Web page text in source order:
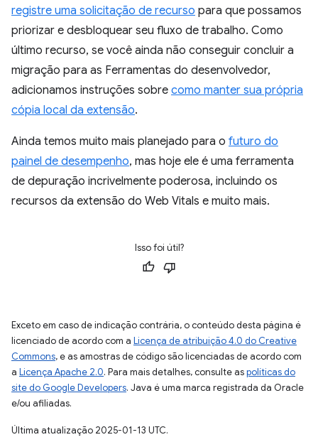
registre uma solicitação de recurso para que possamos
priorizar e desbloquear seu fluxo de trabalho. Como
último recurso, se você ainda não conseguir concluir a
migração para as Ferramentas do desenvolvedor,
adicionamos instruções sobre como manter sua própria
cópia local da extensão.
Ainda temos muito mais planejado para o futuro do
painel de desempenho, mas hoje ele é uma ferramenta
de depuração incrivelmente poderosa, incluindo os
recursos da extensão do Web Vitals e muito mais.
Isso foi útil?
Exceto em caso de indicação contrária, o conteúdo desta página é
licenciado de acordo com a Licença de atribuição 4.0 do Creative
Commons, e as amostras de código são licenciadas de acordo com
a Licença Apache 2.0. Para mais detalhes, consulte aspolíticas do
site do Google Developers. Java é uma marca registrada da Oracle
e/ou afiliadas.
Última atualização 2025-01-13 UTC.